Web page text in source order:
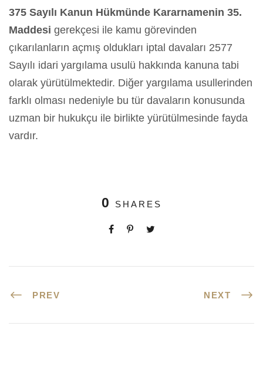
375 Sayılı Kanun Hükmünde Kararnamenin 35.
Maddesi gerekçesi ile kamu görevinden
çıkarılanların açmış oldukları iptal davaları 2577
Sayılı idari yargılama usulü hakkında kanuna tabi
olarak yürütülmektedir. Diğer yargılama usullerinden
farklı olması nedeniyle bu tür davaların konusunda
uzman bir hukukçu ile birlikte yürütülmesinde fayda
vardır.
0 SHARES
PREV NEXT